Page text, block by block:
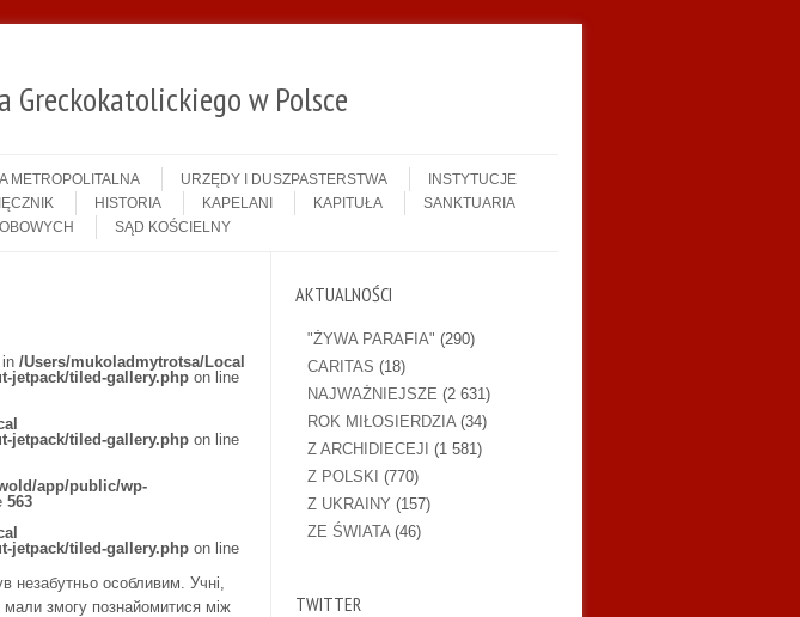
Greckokatolickiego w Polsce
METROPOLITALNA URZĘDY I DUSZPASTERSTWA
INSTYTUCJE
HISTORIA KAPELANI KAPITUŁA
SANKTUARIA
SĄD KOŚCIELNY
/Users/mukoladmytrotsa/Local
jetpack/tiled-gallery.php on line
jetpack/tiled-gallery.php on line
app/public/wp-
563
jetpack/tiled-gallery.php on line
незабутньо особливим. Учні,
змогу познайомитися між
AKTUALNOŚCI
"ŻYWA PARAFIA" (290)
CARITAS (18)
NAJWAŻNIEJSZE (2 631)
ROK MIŁOSIERDZIA(34)
Z ARCHIDIECEJI (1 581)
Z POLSKI (770)
Z UKRAINY (157)
ZE ŚWIATA(46)
TWITTER